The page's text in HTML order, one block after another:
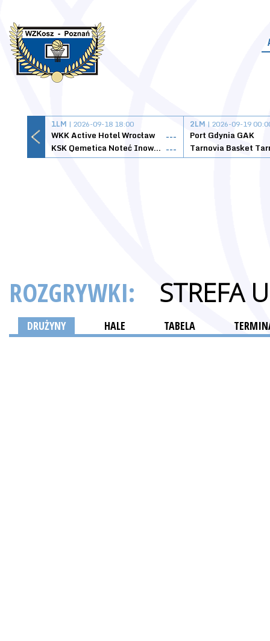
1LM | 2026-09-18 18:00
WKK Active Hotel Wrocław
---
KSK Qemetica Noteć Inowrocław ---
2LM | 2026-09-19
Port Gdynia GAK
ROZGRYWKI: STREFA
DRUŻYNY HALE TABELA